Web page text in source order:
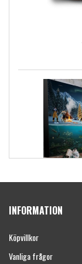
INFORMATION
Köpvillkor
Vanliga frågor